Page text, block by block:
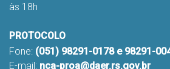
às 18h
PROTOCOLO
Fone: (051) 98291-0178 e 98291-
E-mail: nca-proa@daer.rs.gov.br